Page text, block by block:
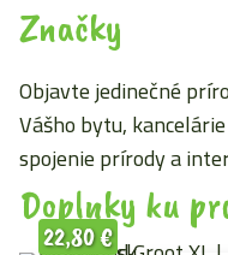
Značky
Objavte jedinečné
Vášho bytu,
spojenie prírody a
Doplnky ku
22,80€